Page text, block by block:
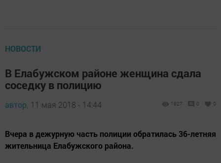
НОВОСТИ
В Елабужском районе женщина сдала
соседку в полицию
автор, 11 мая 2018 - 14:44 1827 0 0
Вчера в дежурную часть полиции обратилась 36-летняя
жительница Елабужского района.